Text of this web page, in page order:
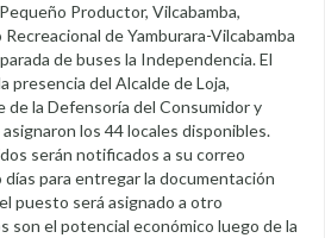
Productor, Vilcabamba,
de Yamburara-Vilcabamba
de buses la Independencia. El
presencia del Alcalde de Loja,
la Defensoría del Consumidor y
los 44 locales disponibles.
serán notificados a su correo
para entregar la documentación
puesto será asignado a otro
son el potencial económico luego de la